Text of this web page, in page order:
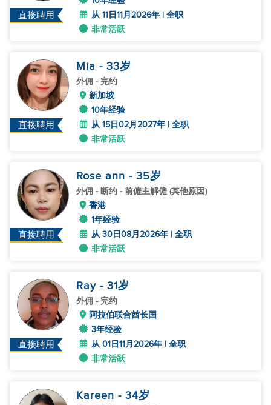
直接聘用
从 11日11月2026年 | 全职
非常活跃
直接聘用
Mia - 33岁
外佣 - 完约
新加坡
10年经验
从 15日02月2027年 | 全职
非常活跃
直接聘用
Rose ann - 35岁
外佣 - 断约 - 前僱主解僱 (其他原因)
香港
1年经验
从 30日08月2026年 | 全职
非常活跃
直接聘用
Ray - 31岁
外佣 - 完约
阿拉伯联合酋长国
3年经验
从 01日11月2026年 | 全职
非常活跃
Kareen - 34岁